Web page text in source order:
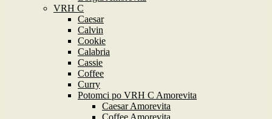
VRH C
Caesar
Calvin
Cookie
Calabria
Cassie
Coffee
Curry
Potomci po VRH C Amorevita
Caesar Amorevita
Coffee Amorevita